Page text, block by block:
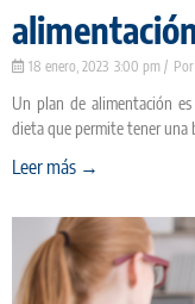
18 enero, 2023 3:00 pm
Un plan de alimentación
dieta que permite tener una
Leer más →